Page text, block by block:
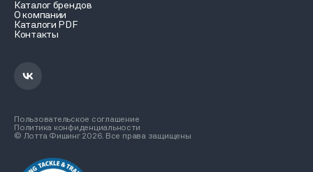
Каталог брендов
О компании
Каталоги PDF
Контакты
Пользовательское соглашение
Политика конфиденциальности
© Лотта Фишинг 2026. Все права защищены